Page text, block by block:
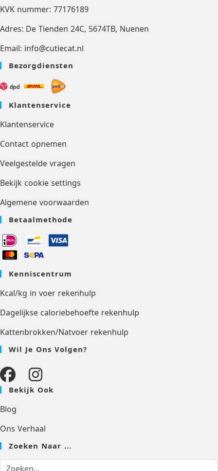
KVK nummer: 77176189
Adres: De Tienden 24C, 5674TB, Nuenen
Email: info@cutiecat.nl
Bezorgdiensten
Klantenservice
Klantenservice
Contact opnemen
Veelgestelde vragen
Bekijk cookie settings
Algemene voorwaarden
Betaalmethode
Kenniscentrum
Kcal/kg in voer rekenhulp
Dagelijkse caloriebehoefte rekenhulp
Kattenbrokken/Natvoer rekenhulp
Wil Je Ons Volgen?
Bekijk Ook
Blog
Ons Verhaal
Zoeken Naar ...